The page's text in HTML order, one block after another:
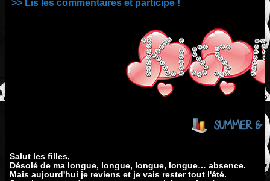
>> Lis les commentaires et participe !
SUMMER &
Salut les filles,
Désolé de ma longue, longue, longue, longue… absence.
Mais aujourd'hui je reviens et je vais rester tout l'été.